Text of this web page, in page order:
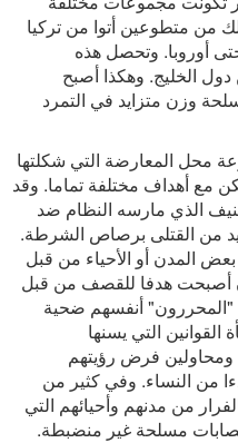
متطوعين أتوا من تركيا
أوروبا. وتحصل هذه
الخليج. وهكذا أصبح
وزن متزايد في التمرد
محل المعارضة التي شكلتها
مع أهداف مختلفة تماما. وقد
الذي مارسه النظام ضد
من القتلى برصاص الشرطة.
المدن أو الأحياء من قبل
أصبحت هدفا للقصف من قبل
"المحررون" أنفسهم ضحية
التي يسنها
ومحاولين فرض رؤيتهم
من النساء. وفي كثير من
من مدنهم وأحيائهم التي
مسلحة غير منضبطة.